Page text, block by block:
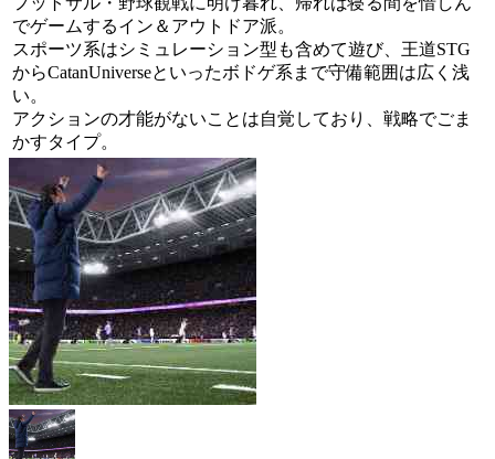
でゲームするイン＆アウトドア派。
スポーツ系はシミュレーション型も含めて遊び、王道STG
からCatanUniverseといったボドゲ系まで守備範囲は広く浅
い。
アクションの才能がないことは自覚しており、戦略でごま
かすタイプ。